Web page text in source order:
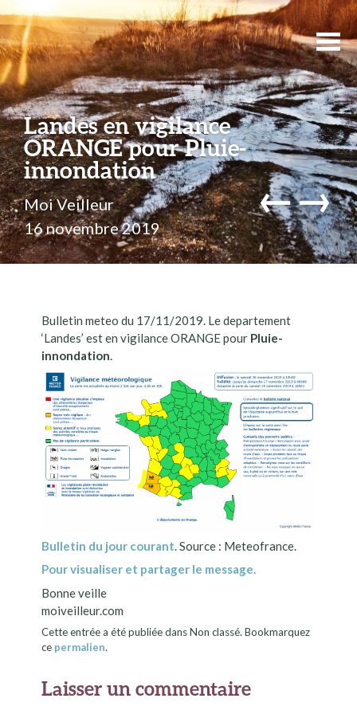
Landes en vigilance
ORANGE pour Pluie-
innondation
Moi Veilleur
16 novembre 2019
←→
Bulletin meteo du 17/11/2019. Le departement
‘Landes’ est en vigilance ORANGE pour Pluie-
innondation.
Bulletin du jour courant . Source : Meteofrance.
Pour visualiser et partager le message.
Bonne veille
moiveilleur.com
Cette entrée a été publiée dans Non classé. Bookmarquez
ce permalien.
Laisser un commentaire